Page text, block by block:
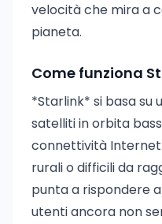
velocità che mira a
pianeta.
Come funziona
*Starlink* si basa su
satelliti in orbita
connettività
rurali o difficili da
punta a rispondere
utenti ancora non